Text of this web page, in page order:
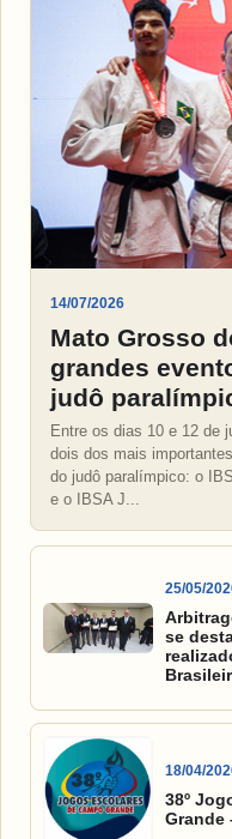
14/07/2026
Mato Grosso
grandes
judô
Entre os dias 10 e 12 de
dois dos mais
do judô paralímpico: o
e o IBSA J...
25/05/
se
18/04/
38º
Grande